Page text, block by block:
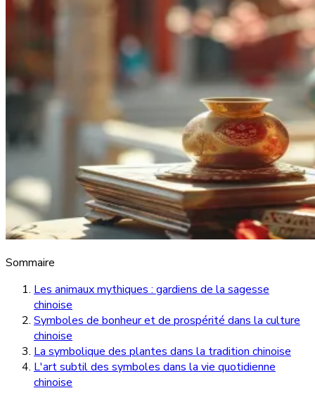
Sommaire
Les animaux mythiques : gardiens de la sagesse
chinoise
Symboles de bonheur et de prospérité dans la culture
chinoise
La symbolique des plantes dans la tradition chinoise
L'art subtil des symboles dans la vie quotidienne
chinoise